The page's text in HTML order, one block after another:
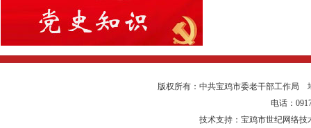
版权所有：中共宝鸡市委老干部工作
电话：
技术支持：宝鸡市世纪网络技术